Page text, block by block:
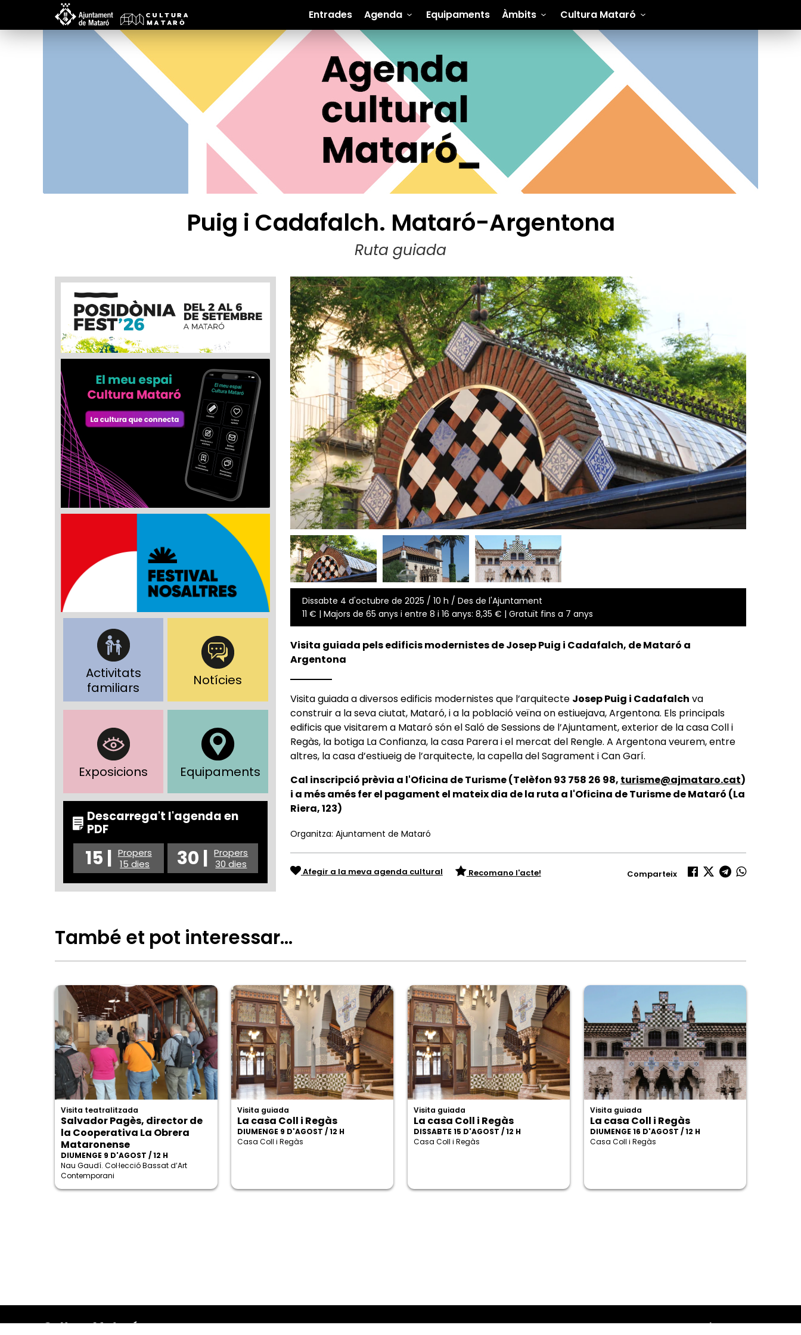
Entrades Agenda Equipaments Àmbits Cultura Mataró
Puig i Cadafalch. Mataró-Argentona
Ruta guiada
Activitats
familiars
Notícies
Exposicions Equipaments
Descarrega't l'agenda en
PDF
15 | Propers
15 dies
30 | Propers
30 dies
Dissabte 4 d'octubre de 2025 / 10 h / Des de l'Ajuntament
11 € | Majors de 65 anys i entre 8 i 16 anys: 8,35 € | Gratuït fins a 7 anys
Visita guiada pels edificis modernistes de Josep Puig i Cadafalch, de Mataró a
Argentona
Visita guiada a diversos edificis modernistes que l’arquitecte Josep Puig i Cadafalch va
construir a la seva ciutat, Mataró, i a la població veïna on estiuejava, Argentona. Els principals
edificis que visitarem a Mataró són el Saló de Sessions de l’Ajuntament, exterior de la casa Coll i
Regàs, la botiga La Confianza, la casa Parera i el mercat del Rengle. A Argentona veurem, entre
altres, la casa d’estiueig de l’arquitecte, la capella del Sagrament i Can Garí.
Cal inscripció prèvia a l'Oficina de Turisme (Telèfon 93 758 26 98, turisme@ajmataro.cat)
i a més amés fer el pagament el mateix dia de la ruta a l'Oficina de Turisme de Mataró (La
Riera, 123)
Organitza: Ajuntament de Mataró
Afegir a la meva agenda cultural Recomano l'acte! Comparteix
També et pot interessar…
Visita teatralitzada
Salvador Pagès, director de
la Cooperativa La Obrera
Mataronense
DIUMENGE 9 D'AGOST / 12 H
Nau Gaudí. Col·lecció Bassat d’Art
Contemporani
Visita guiada
La casa Coll i Regàs
DIUMENGE 9 D'AGOST / 12 H
Casa Coll i Regàs
Visita guiada
La casa Coll i Regàs
DISSABTE 15 D'AGOST / 12 H
Casa Coll i Regàs
Visita guiada
La casa Coll i Regàs
DIUMENGE 16 D'AGOST / 12 H
Casa Coll i Regàs
Cultura Mataró Amb el suport